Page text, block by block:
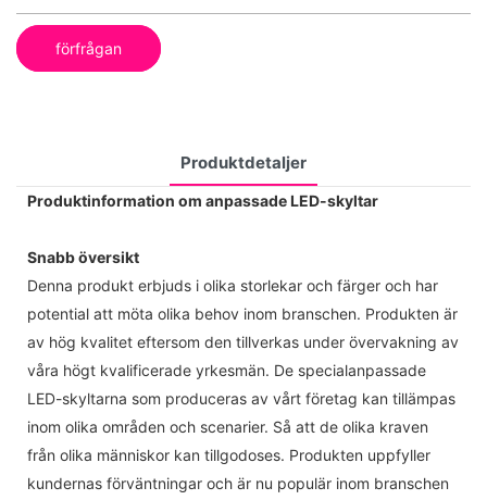
förfrågan
Produktdetaljer
Produktinformation om anpassade LED-skyltar
Snabb översikt
Denna produkt erbjuds i olika storlekar och färger och har
potential att möta olika behov inom branschen. Produkten är
av hög kvalitet eftersom den tillverkas under övervakning av
våra högt kvalificerade yrkesmän. De specialanpassade
LED-skyltarna som produceras av vårt företag kan tillämpas
inom olika områden och scenarier. Så att de olika kraven
från olika människor kan tillgodoses. Produkten uppfyller
kundernas förväntningar och är nu populär inom branschen